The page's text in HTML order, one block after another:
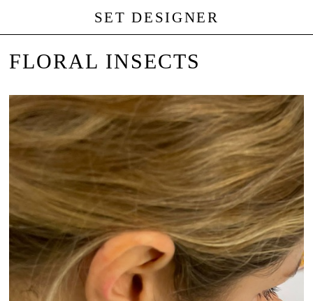
SET DESIGNER
FLORAL INSECTS